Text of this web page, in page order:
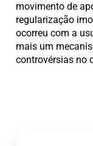
movimento de
regularização
ocorreu com a
mais um
controvérsias no